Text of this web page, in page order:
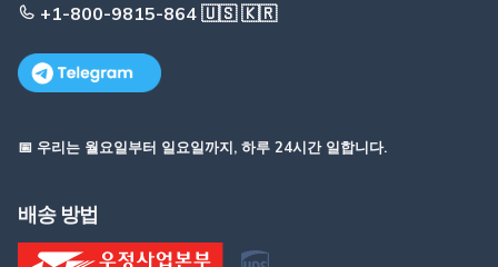
+1-800-9815-864 🇺🇸 🇰🇷
📅 우리는 월요일부터 일요일까지, 하루 24시간 일합니다.
배송 방법